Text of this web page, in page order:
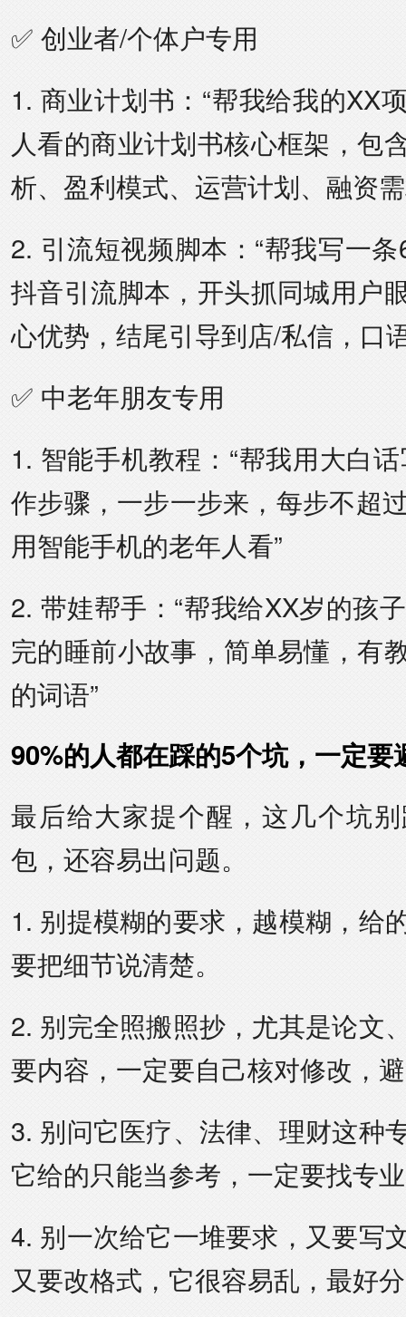
✅ 创业者/个体户专用
1. 商业计划书：“帮我给我的XX
人看的商业计划书核心框架，包
析、盈利模式、运营计划、融资
2. 引流短视频脚本：“帮我写一
抖音引流脚本，开头抓同城用户
心优势，结尾引导到店/私信，口
✅ 中老年朋友专用
1. 智能手机教程：“帮我用大白
作步骤，一步一步来，每步不超
用智能手机的老年人看”
2. 带娃帮手：“帮我给XX岁的孩
完的睡前小故事，简单易懂，有
的词语”
90%的人都在踩的5个坑，一定要
最后给大家提个醒，这几个坑
包，还容易出问题。
1. 别提模糊的要求，越模糊，给
要把细节说清楚。
2. 别完全照搬照抄，尤其是论文
要内容，一定要自己核对修改，
3. 别问它医疗、法律、理财这种
它给的只能当参考，一定要找专
4. 别一次给它一堆要求，又要写
又要改格式，它很容易乱，最好